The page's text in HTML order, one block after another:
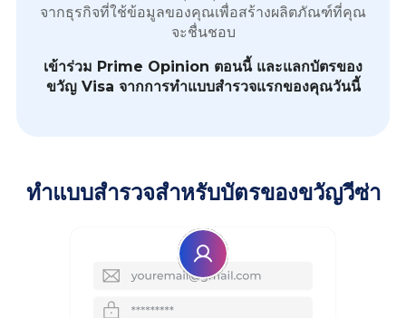
จากธุรกิจที่ใช้ข้อมูลของคุณเพื่อสร้างผลิตภัณฑ์ที่คุณ
จะชื่นชอบ
เข้าร่วม Prime Opinion ตอนนี้ และแลกบัตรของ
ขวัญ Visa จากการทำแบบสำรวจแรกของคุณวันนี้
ทำแบบสำรวจสำหรับบัตรของขวัญวีซ่า